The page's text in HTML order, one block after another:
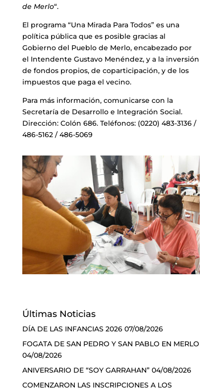
de Merlo“.
El programa “Una Mirada Para Todos” es una
política pública que es posible gracias al
Gobierno del Pueblo de Merlo, encabezado por
el Intendente Gustavo Menéndez, y a la inversión
de fondos propios, de coparticipación, y de los
impuestos que paga el vecino.
Para más información, comunicarse con la
Secretaría de Desarrollo e Integración Social.
Dirección: Colón 686. Teléfonos: (0220) 483-3136 /
486-5162 / 486-5069
Últimas Noticias
DÍA DE LAS INFANCIAS 2026 07/08/2026
FOGATA DE SAN PEDRO Y SAN PABLO EN MERLO
04/08/2026
ANIVERSARIO DE “SOY GARRAHAN” 04/08/2026
COMENZARON LAS INSCRIPCIONES A LOS